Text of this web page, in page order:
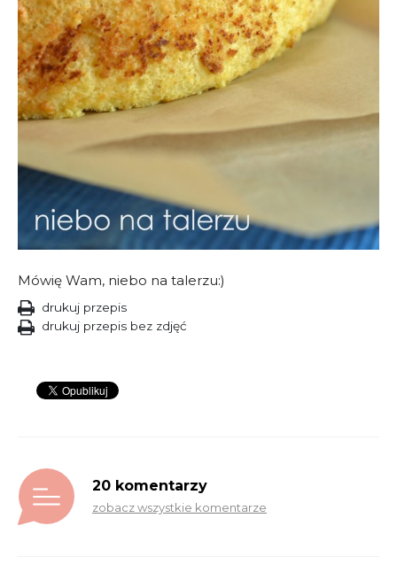
Mówię Wam, niebo na talerzu:)
drukuj przepis
drukuj przepis bez zdjęć
20 komentarzy
zobacz wszystkie komentarze